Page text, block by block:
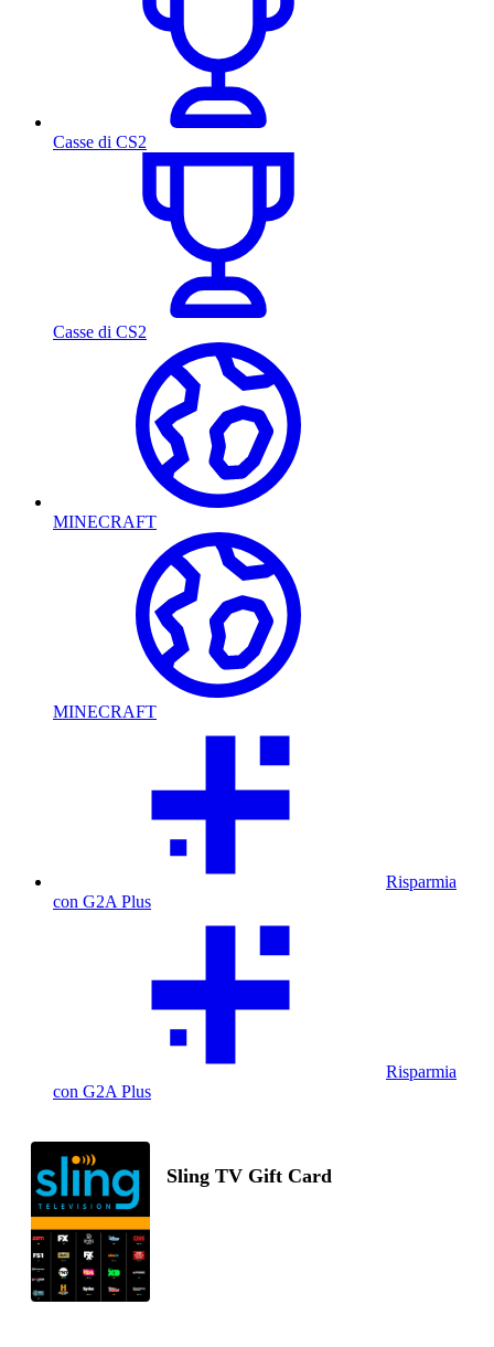
Casse di CS2
Casse di CS2
MINECRAFT
MINECRAFT
Risparmia
con G2A Plus
Risparmia
con G2A Plus
Sling TV Gift Card